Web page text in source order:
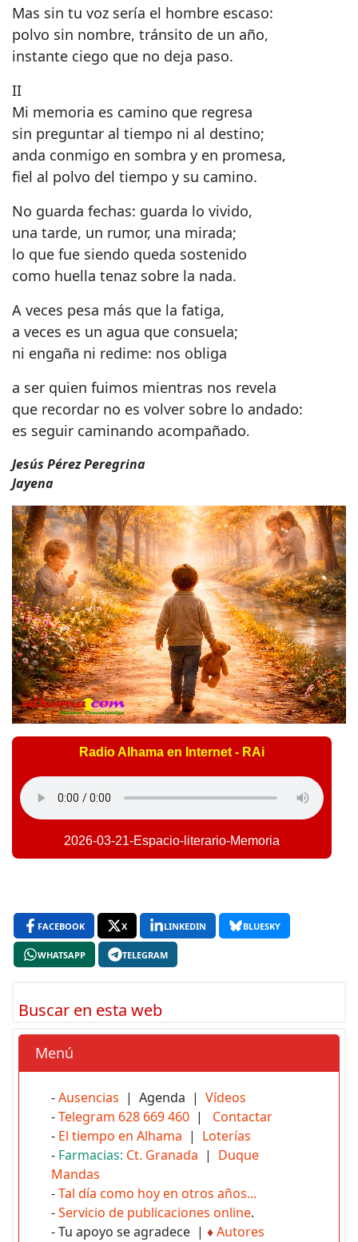
Mas sin tu voz sería el hombre escaso:
polvo sin nombre, tránsito de un año,
instante ciego que no deja paso.
II
Mi memoria es camino que regresa
sin preguntar al tiempo ni al destino;
anda conmigo en sombra y en promesa,
fiel al polvo del tiempo y su camino.
No guarda fechas: guarda lo vivido,
una tarde, un rumor, una mirada;
lo que fue siendo queda sostenido
como huella tenaz sobre la nada.
A veces pesa más que la fatiga,
a veces es un agua que consuela;
ni engaña ni redime: nos obliga
a ser quien fuimos mientras nos revela
que recordar no es volver sobre lo andado:
es seguir caminando acompañado.
Jesús Pérez Peregrina
Jayena
Radio Alhama en Internet - RAi
2026-03-21-Espacio-literario-Memoria
FACEBOOK X LINKEDIN BLUESKY
WHATSAPP TELEGRAM
Buscar en esta web
Menú
-Ausencias | Agenda | Vídeos
-Telegram 628 669 460 | Contactar
- El tiempo en Alhama | Loterías
- Farmacias: Ct. Granada | Duque
Mandas
-Tal día como hoy en otros años...
-Servicio de publicaciones online.
- Tu apoyo se agradece | ♦Autores